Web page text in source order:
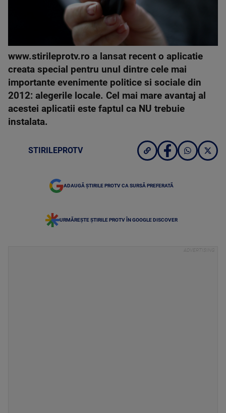
www.stirileprotv.ro a lansat recent o aplicatie
creata special pentru unul dintre cele mai
importante evenimente politice si sociale din
2012: alegerile locale. Cel mai mare avantaj al
acestei aplicatii este faptul ca NU trebuie
instalata.
STIRILEPROTV
ADAUGĂ ȘTIRILE PROTV CA SURSĂ PREFERATĂ
URMĂREȘTE ȘTIRILE PROTV ÎN GOOGLE DISCOVER